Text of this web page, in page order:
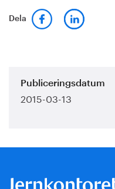
Dela
Publiceringsdatum
2015-03-13